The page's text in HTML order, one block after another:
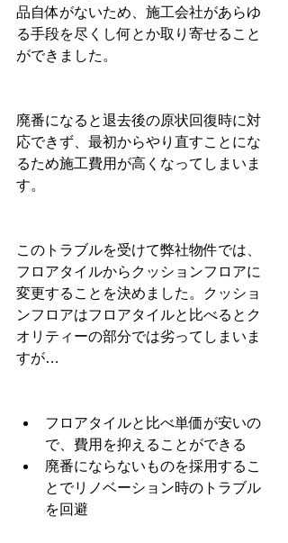
品自体がないため、施工会社があらゆ
る手段を尽くし何とか取り寄せること
ができました。
廃番になると退去後の原状回復時に対
応できず、最初からやり直すことにな
るため施工費用が高くなってしまいま
す。
このトラブルを受けて弊社物件では、
フロアタイルからクッションフロアに
変更することを決めました。クッショ
ンフロアはフロアタイルと比べるとク
オリティーの部分では劣ってしまいま
すが…
フロアタイルと比べ単価が安いの
で、費用を抑えることができる
廃番にならないものを採用するこ
とでリノベーション時のトラブル
を回避